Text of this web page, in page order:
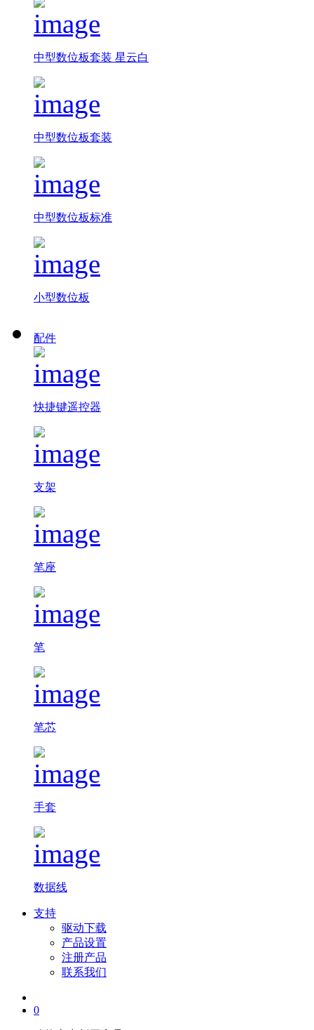
中型数位板套装 星云白
中型数位板套装
中型数位板标准
小型数位板
配件
快捷键遥控器
支架
笔座
笔
笔芯
手套
数据线
支持
驱动下载
产品设置
注册产品
联系我们
0